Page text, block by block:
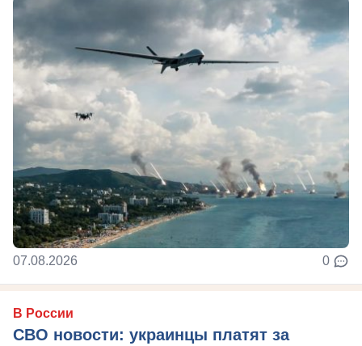
07.08.2026 0
В России
СВО новости: украинцы платят за